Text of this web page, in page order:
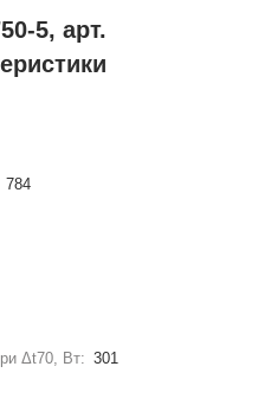
5, арт.
784
Δt70, Вт: 301